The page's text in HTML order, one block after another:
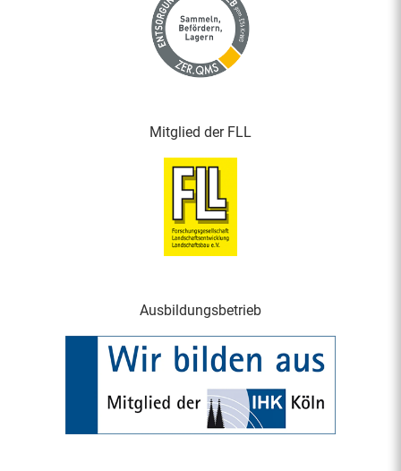
Mitglied der FLL
Ausbildungsbetrieb